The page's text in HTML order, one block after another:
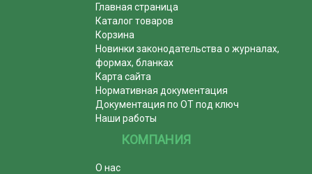
Главная страница
Каталог товаров
Корзина
Новинки законодательства о журналах,
формах, бланках
Карта сайта
Нормативная документация
Документация по ОТ под ключ
Наши работы
КОМПАНИЯ
О нас